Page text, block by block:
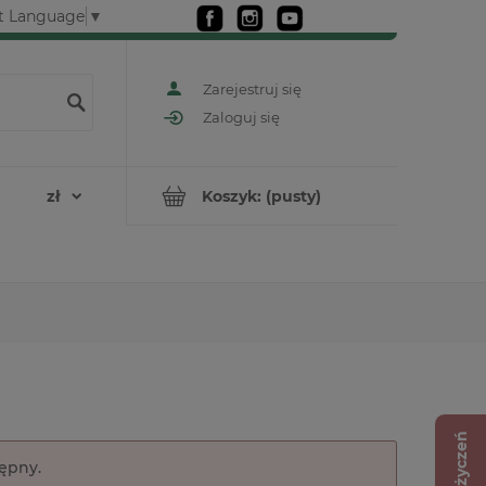
Language ▼
Zarejestruj się
Zaloguj się
Koszyk: (pusty)